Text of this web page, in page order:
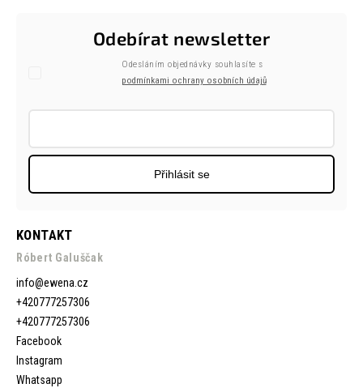
KONTAKT
Róbert Galuščak
info@ewena.cz
+420777257306
+420777257306
Facebook
Instagram
Whatsapp
Odebírat newsletter
Odesláním objednávky souhlasíte s
podmínkami ochrany osobních údajů
Přihlásit se